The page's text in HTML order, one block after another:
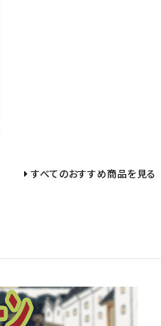
すべてのおすすめ商品を見る